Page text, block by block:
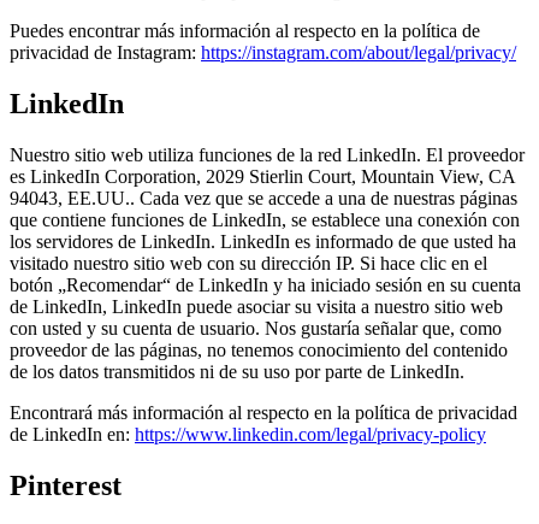
Puedes encontrar más información al respecto en la política de
privacidad de Instagram: https://instagram.com/about/legal/privacy/
LinkedIn
Nuestro sitio web utiliza funciones de la red LinkedIn. El proveedor
es LinkedIn Corporation, 2029 Stierlin Court, Mountain View, CA
94043, EE.UU.. Cada vez que se accede a una de nuestras páginas
que contiene funciones de LinkedIn, se establece una conexión con
los servidores de LinkedIn. LinkedIn es informado de que usted ha
visitado nuestro sitio web con su dirección IP. Si hace clic en el
botón „Recomendar“ de LinkedIn y ha iniciado sesión en su cuenta
de LinkedIn, LinkedIn puede asociar su visita a nuestro sitio web
con usted y su cuenta de usuario. Nos gustaría señalar que, como
proveedor de las páginas, no tenemos conocimiento del contenido
de los datos transmitidos ni de su uso por parte de LinkedIn.
Encontrará más información al respecto en la política de privacidad
de LinkedIn en: https://www.linkedin.com/legal/privacy-policy
Pinterest